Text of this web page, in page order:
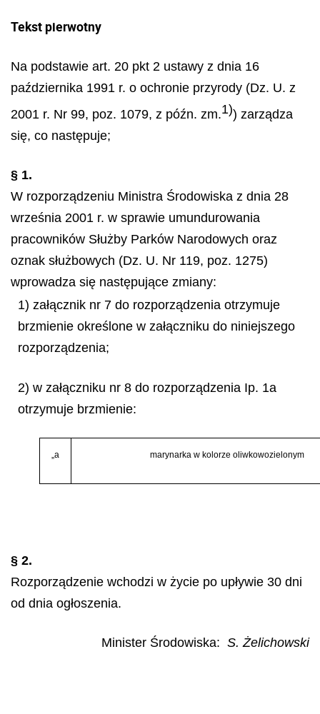
Tekst pierwotny
Na podstawie art. 20 pkt 2 ustawy z dnia 16
października 1991 r. o ochronie przyrody (Dz. U. z
2001 r. Nr 99, poz. 1079, z późn. zm.1)) zarządza
się, co następuje;
§ 1.
W rozporządzeniu Ministra Środowiska z dnia 28
września 2001 r. w sprawie umundurowania
pracowników Służby Parków Narodowych oraz
oznak służbowych (Dz. U. Nr 119, poz. 1275)
wprowadza się następujące zmiany:
1) załącznik nr 7 do rozporządzenia otrzymuje
brzmienie określone w załączniku do niniejszego
rozporządzenia;
2) w załączniku nr 8 do rozporządzenia Ip. 1a
otrzymuje brzmienie:
„a marynarka w kolorze oliwkowozielonym
§ 2.
Rozporządzenie wchodzi w życie po upływie 30 dni
od dnia ogłoszenia.
Minister Środowiska: S. Żelichowski